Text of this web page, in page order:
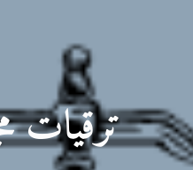
ترقيات